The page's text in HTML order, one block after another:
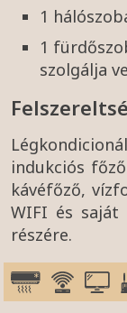
1
1
szolgálja
indukciós
kávéfőző,
WIFI és
részére.